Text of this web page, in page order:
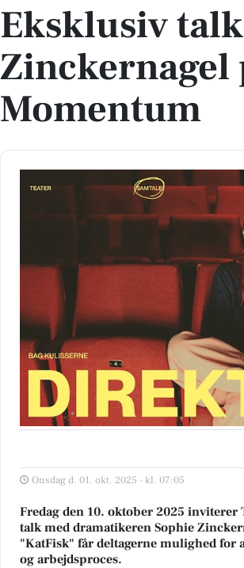
Eksklusiv
Zinckernagel
Momentum
Onsdag d. 01. okt. 2025 - kl. 07:05
Fredag den 10. oktober 2025
talk med dramatikeren Sophie
"KatFisk" får deltagerne mulighed for
og arbejdsproces.